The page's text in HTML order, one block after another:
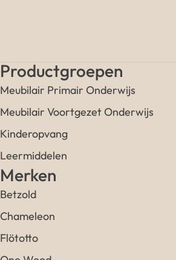
Productgroepen
Meubilair Primair Onderwijs
Meubilair Voortgezet Onderwijs
Kinderopvang
Leermiddelen
Merken
Betzold
Chameleon
Flötotto